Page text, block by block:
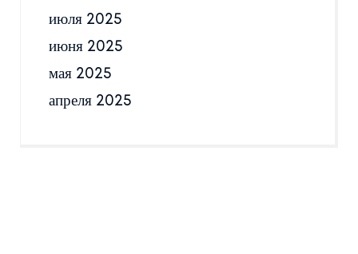
июля 2025
июня 2025
мая 2025
апреля 2025